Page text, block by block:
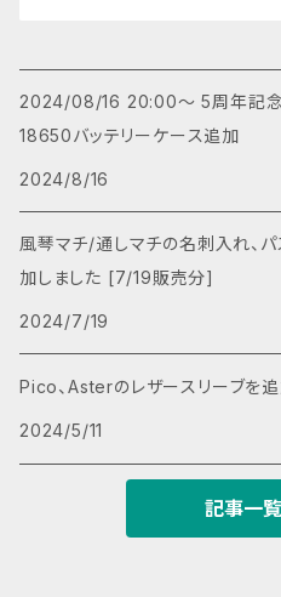
2024/08/16 20:00～ 5周年記
18650バッテリーケース追加
2024/8/16
風琴マチ/通しマチの名刺入れ、
加しました [7/19販売分]
2024/7/19
Pico、Asterのレザースリーブを
2024/5/11
記事一